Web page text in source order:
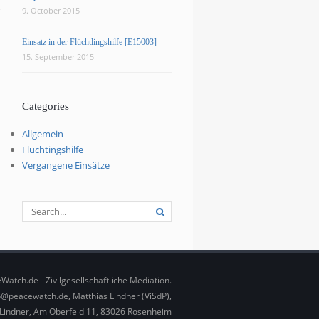
9. October 2015
Einsatz in der Flüchtlingshilfe [E15003]
15. September 2015
Categories
Allgemein
Flüchtingshilfe
Vergangene Einsätze
- Zivilgesellschaftliche Mediation.
Matthias Lindner (ViSdP),
Am Oberfeld 11, 83026 Rosenheim